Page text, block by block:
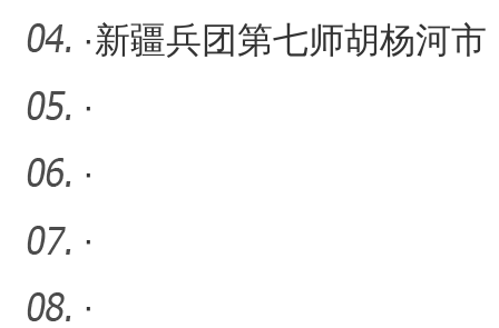
引入智能体检一体机 科技
赋
·新疆兵团第七师胡杨河市
举办“民营企业服务月”专
·
·
·
·